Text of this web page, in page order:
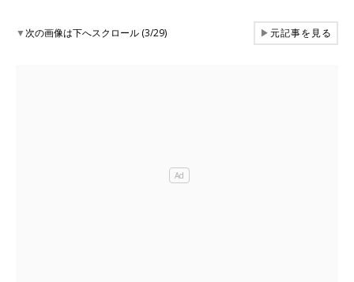
▼次の画像は下へスクロール (3/29) ▶元記事を見る